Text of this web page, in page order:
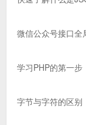
微信公众号接口全
学习PHP的第一步
字节与字符的区别